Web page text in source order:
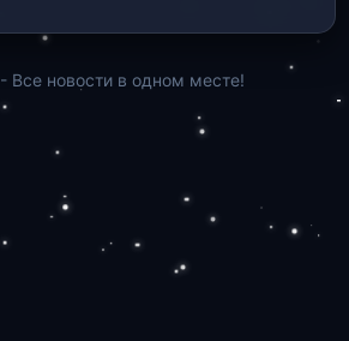
- Все новости в одном месте!